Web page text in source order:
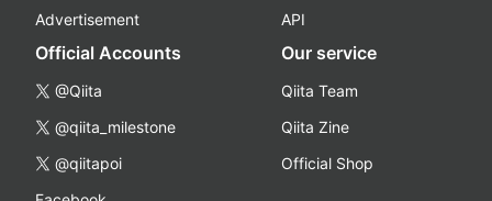
Advertisement
API
Official Accounts
@Qiita
@qiita_milestone
@qiitapoi
Our service
Qiita Team
Qiita Zine
Official Shop